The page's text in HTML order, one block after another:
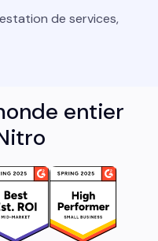
de services,
entier